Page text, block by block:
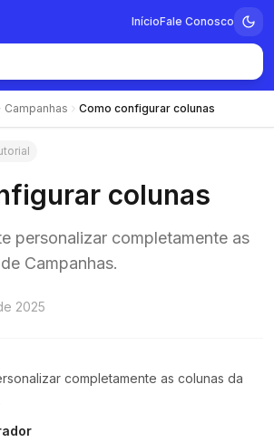
InícioFale Conosco
Campanhas Como configurar colunas
colunas
personalizar completamente as
Campanhas.
2025
completamente as colunas da